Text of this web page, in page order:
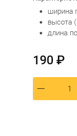
ширина
высота
длина
190 ₽